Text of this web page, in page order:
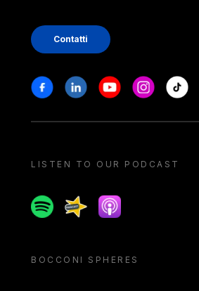
Contatti
Stay in touch
FacebookLinkedinYoutubeInstagram
Tiktok
LISTEN TO OUR PODCAST
SpotifySpreakerApple podcast
BOCCONI SPHERES